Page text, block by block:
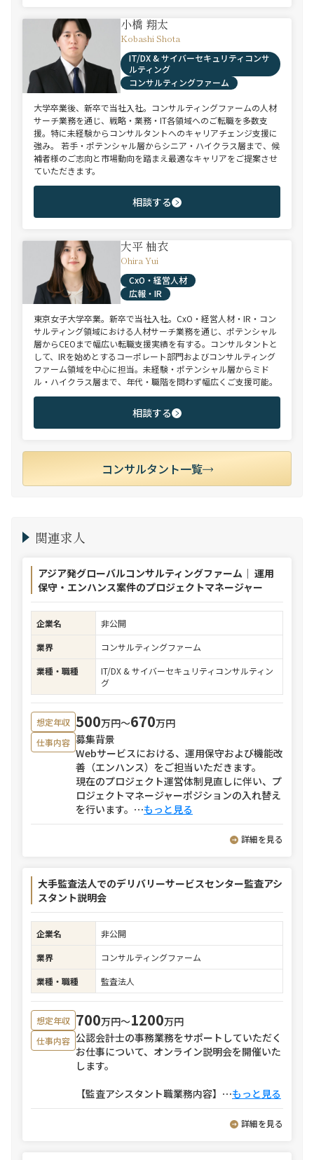
小橋 翔太
Kobashi Shota
IT/DX & サイバーセキュリティコンサ
ルティング
コンサルティングファーム
大学卒業後、新卒で当社入社。コンサルティングファームの人材
サーチ業務を通じ、戦略・業務・IT各領域へのご転職を多数支
援。特に未経験からコンサルタントへのキャリアチェンジ支援に
強み。 若手・ポテンシャル層からシニア・ハイクラス層まで、候
補者様のご志向と市場動向を踏まえ最適なキャリアをご提案させ
ていただきます。
相談する
大平 柚衣
Ohira Yui
CxO・経営人材
広報・IR
東京女子大学卒業。新卒で当社入社。CxO・経営人材・IR・コン
サルティング領域における人材サーチ業務を通じ、ポテンシャル
層からCEOまで幅広い転職支援実績を有する。コンサルタントと
して、IRを始めとするコーポレート部門およびコンサルティング
ファーム領域を中心に担当。未経験・ポテンシャル層からミド
ル・ハイクラス層まで、年代・職階を問わず幅広くご支援可能。
相談する
コンサルタント一覧
関連求人
アジア発グローバルコンサルティングファーム｜ 運用
保守・エンハンス案件のプロジェクトマネージャー
企業名
非公開
業界
コンサルティングファーム
業種・職種
IT/DX & サイバーセキュリティコンサルティン
グ
想定年収 500万円〜670万円
仕事内容 募集背景
Webサービスにおける、運用保守および機能改
善（エンハンス）をご担当いただきます。
現在のプロジェクト運営体制見直しに伴い、プ
ロジェクトマネージャーポジションの入れ替え
を行います。 ⋯もっと見る
詳細を見る
大手監査法人でのデリバリーサービスセンター監査アシ
スタント説明会
企業名
非公開
業界
コンサルティングファーム
業種・職種
監査法人
想定年収 700万円〜1200万円
仕事内容 公認会計士の事務業務をサポートしていただく
お仕事について、オンライン説明会を開催いた
します。
【監査アシスタント職業務内容】 ⋯もっと見る
詳細を見る